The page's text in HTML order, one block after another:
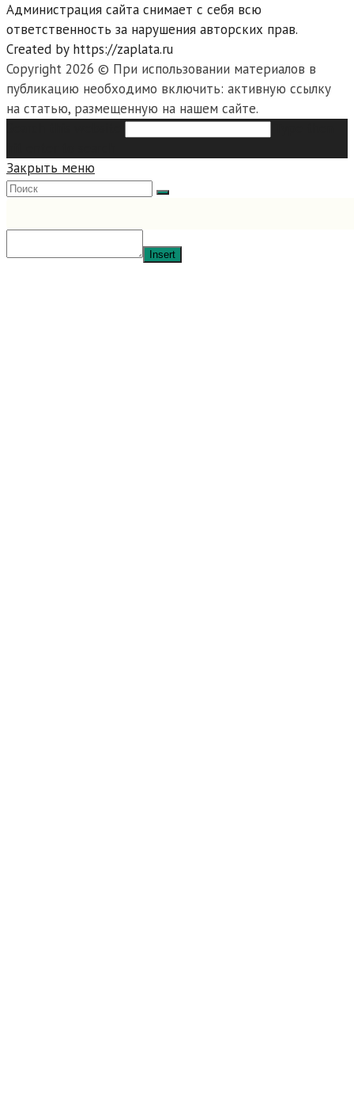
Администрация сайта снимает с себя всю
ответственность за нарушения авторских прав.
Created by https://zaplata.ru
Copyright 2026 © При использовании материалов в
публикацию необходимо включить: активную ссылку
на статью, размещенную на нашем сайте.
Закрыть меню
Insert